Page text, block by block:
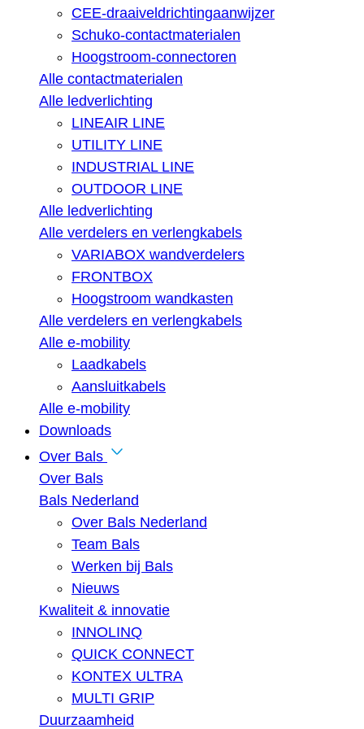
CEE-draaiveldrichtingaanwijzer
Schuko-contactmaterialen
Hoogstroom-connectoren
Alle contactmaterialen
Alle ledverlichting
LINEAIR LINE
UTILITY LINE
INDUSTRIAL LINE
OUTDOOR LINE
Alle ledverlichting
Alle verdelers en verlengkabels
VARIABOX wandverdelers
FRONTBOX
Hoogstroom wandkasten
Alle verdelers en verlengkabels
Alle e-mobility
Laadkabels
Aansluitkabels
Alle e-mobility
Downloads
Over Bals
Over Bals
Bals Nederland
Over Bals Nederland
Team Bals
Werken bij Bals
Nieuws
Kwaliteit & innovatie
INNOLINQ
QUICK CONNECT
KONTEX ULTRA
MULTI GRIP
Duurzaamheid